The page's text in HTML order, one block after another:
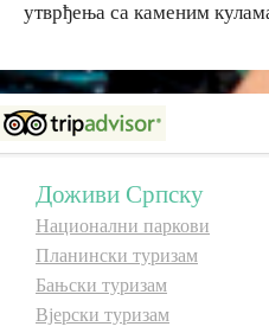
Откриј Српску
утврђења са каменим
Доживи Српску
Национални паркови
Планински туризам
Бањски туризам
Вјерски туризам